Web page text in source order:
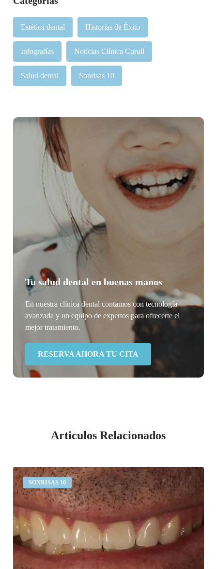
Estética dental Historias de Éxito
Infografías Noticias Clínica Curull
Salud dental Sonrisas 10
Tu salud dental en buenas manos
En nuestra clínica dental contamos con tecnología
avanzada y un equipo de expertos para ofrecerte el
mejor tratamiento.
RESERVA AHORA TU CITA
Articulos Relacionados
SONRISAS 10
Desgaste
dental